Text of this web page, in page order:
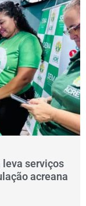
leva serviços
acreana